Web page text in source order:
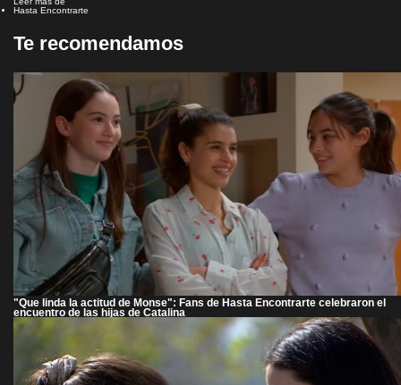
Hasta Encontrarte
Te recomendamos
"Que linda la actitud de Monse": Fans de Hasta Encontrarte celebraron el
encuentro de las hijas de Catalina